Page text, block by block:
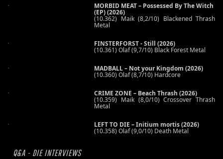
MORBID MEAT – Possessed By The Witch
(EP) (2026)
(10.362) Maik (8,2/10) Blackened Thrash
Metal
FINSTERFORST - Still (2026)
(10.361) Olaf (9,7/10) Black Forest Metal
MADBALL – Not your Kingdom (2026)
(10.360) Olaf (8,7/10) Hardcore
CRIME ZONE – Beach Thrash (2026)
(10.359) Maik (8,0/10) Crossover Thrash
Metal
LEFT TO DIE – Initium mortis (2026)
(10.358) Olaf (9,0/10) Death Metal
Q&A - DIE INTERVIEWS